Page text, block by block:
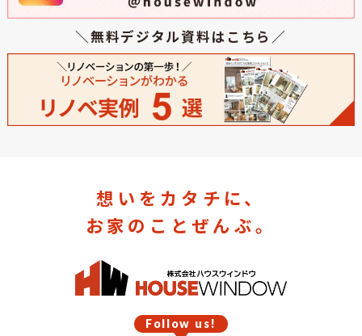
＼無料デジタル資料はこちら／
想いをカタチに、
お家のことぜんぶ。
Follow us!